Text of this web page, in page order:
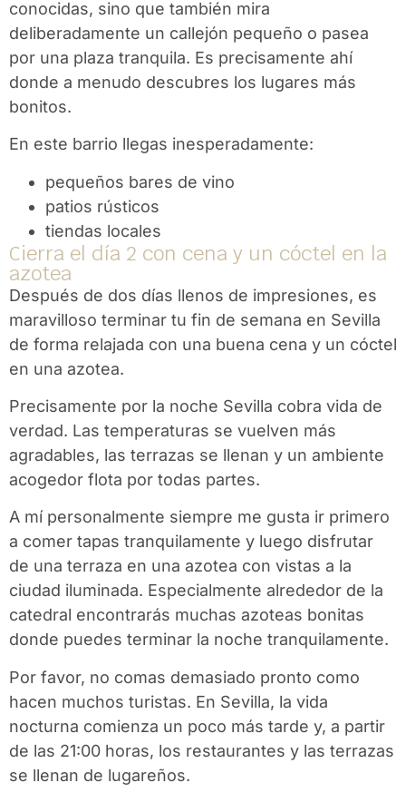
conocidas, sino que también mira
deliberadamente un callejón pequeño o pasea
por una plaza tranquila. Es precisamente ahí
donde a menudo descubres los lugares más
bonitos.
En este barrio llegas inesperadamente:
pequeños bares de vino
patios rústicos
tiendas locales
Cierra el día 2 con cena y un cóctel en la
azotea
Después de dos días llenos de impresiones, es
maravilloso terminar tu fin de semana en Sevilla
de forma relajada con una buena cena y un cóctel
en una azotea.
Precisamente por la noche Sevilla cobra vida de
verdad. Las temperaturas se vuelven más
agradables, las terrazas se llenan y un ambiente
acogedor flota por todas partes.
A mí personalmente siempre me gusta ir primero
a comer tapas tranquilamente y luego disfrutar
de una terraza en una azotea con vistas a la
ciudad iluminada. Especialmente alrededor de la
catedral encontrarás muchas azoteas bonitas
donde puedes terminar la noche tranquilamente.
Por favor, no comas demasiado pronto como
hacen muchos turistas. En Sevilla, la vida
nocturna comienza un poco más tarde y, a partir
de las 21:00 horas, los restaurantes y las terrazas
se llenan de lugareños.